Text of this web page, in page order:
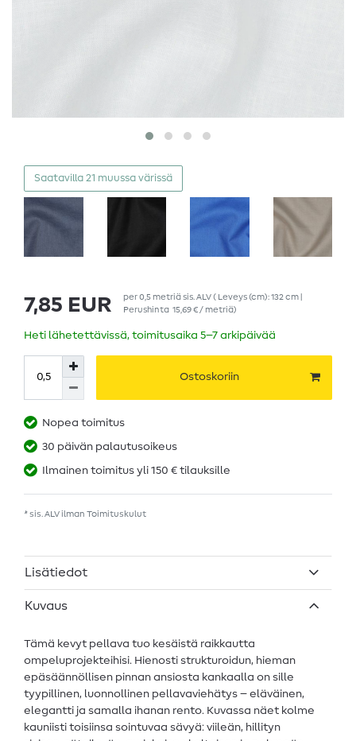
Saatavilla 21 muussa värissä
7,85 EUR per0,5 metriäsis. ALV( Leveys (cm): 132 cm |
Perushinta 15,69 € / metriä)
Heti lähetettävissä, toimitusaika 5–7 arkipäivää
Ostoskoriin
Nopea toimitus
30 päivän palautusoikeus
Ilmainen toimitus yli 150 € tilauksille
* sis. ALV ilman Toimituskulut
Lisätiedot
Kuvaus
Tämä kevyt pellava tuo kesäistä raikkautta
ompeluprojekteihisi. Hienosti strukturoidun, hieman
epäsäännöllisen pinnan ansiosta kankaalla on sille
tyypillinen, luonnollinen pellavaviehätys – eläväinen,
elegantti ja samalla ihanan rento. Kuvassa näet kolme
kauniisti toisiinsa sointuvaa sävyä: viileän, hillityn